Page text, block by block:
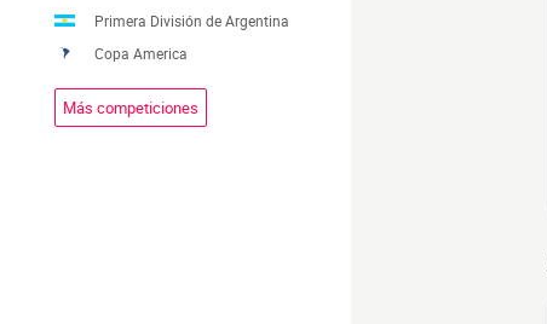
Primera División de Argentina
Copa America
Más competiciones